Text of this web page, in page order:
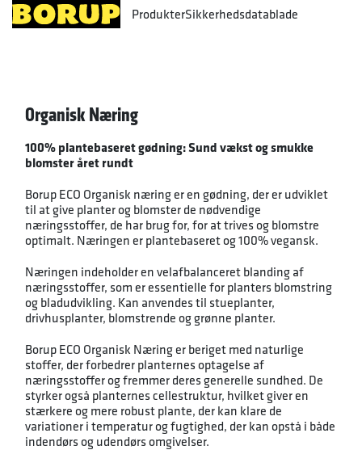
ProdukterSikkerhedsdatablade
Organisk Næring
100% plantebaseret gødning: Sund vækst og smukke
blomster året rundt
Borup ECO Organisk næring er en gødning, der er udviklet
til at give planter og blomster de nødvendige
næringsstoffer, de har brug for, for at trives og blomstre
optimalt. Næringen er plantebaseret og 100% vegansk.
Næringen indeholder en velafbalanceret blanding af
næringsstoffer, som er essentielle for planters blomstring
og bladudvikling. Kan anvendes til stueplanter,
drivhusplanter, blomstrende og grønne planter.
Borup ECO Organisk Næring er beriget med naturlige
stoffer, der forbedrer planternes optagelse af
næringsstoffer og fremmer deres generelle sundhed. De
styrker også planternes cellestruktur, hvilket giver en
stærkere og mere robust plante, der kan klare de
variationer i temperatur og fugtighed, der kan opstå i både
indendørs og udendørs omgivelser.